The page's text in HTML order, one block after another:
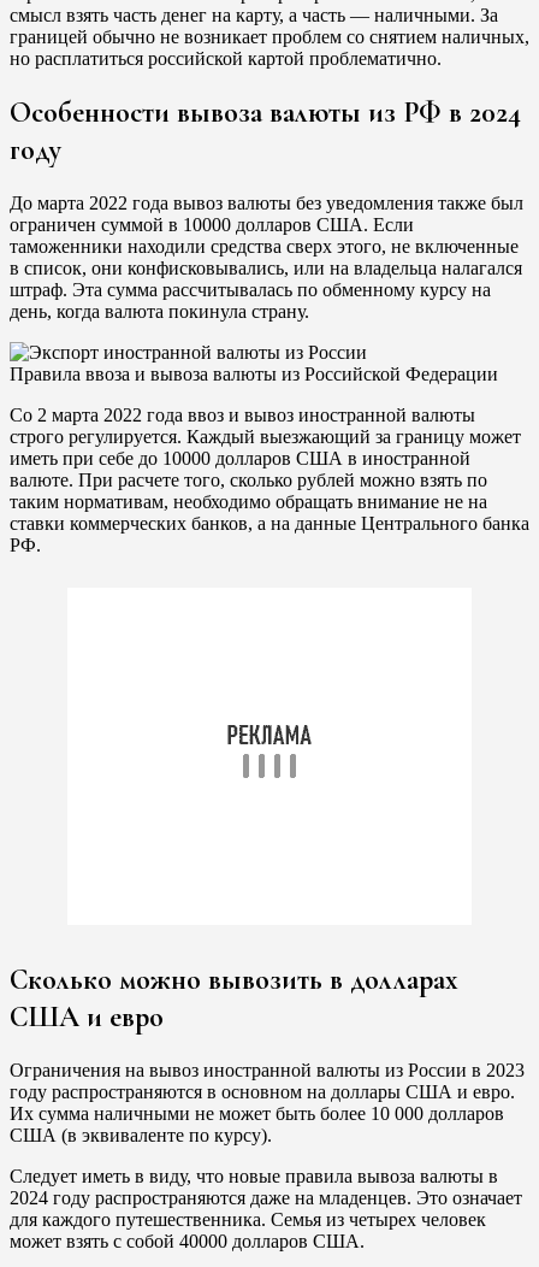
смысл взять часть денег на карту, а часть — наличными. За
границей обычно не возникает проблем со снятием наличных,
но расплатиться российской картой проблематично.
Особенности вывоза валюты из РФ в 2024
году
До марта 2022 года вывоз валюты без уведомления также был
ограничен суммой в 10000 долларов США. Если
таможенники находили средства сверх этого, не включенные
в список, они конфисковывались, или на владельца налагался
штраф. Эта сумма рассчитывалась по обменному курсу на
день, когда валюта покинула страну.
Правила ввоза и вывоза валюты из Российской Федерации
Со 2 марта 2022 года ввоз и вывоз иностранной валюты
строго регулируется. Каждый выезжающий за границу может
иметь при себе до 10000 долларов США в иностранной
валюте. При расчете того, сколько рублей можно взять по
таким нормативам, необходимо обращать внимание не на
ставки коммерческих банков, а на данные Центрального банка
РФ.
Сколько можно вывозить в долларах
США и евро
Ограничения на вывоз иностранной валюты из России в 2023
году распространяются в основном на доллары США и евро.
Их сумма наличными не может быть более 10 000 долларов
США (в эквиваленте по курсу).
Следует иметь в виду, что новые правила вывоза валюты в
2024 году распространяются даже на младенцев. Это означает
для каждого путешественника. Семья из четырех человек
может взять с собой 40000 долларов США.